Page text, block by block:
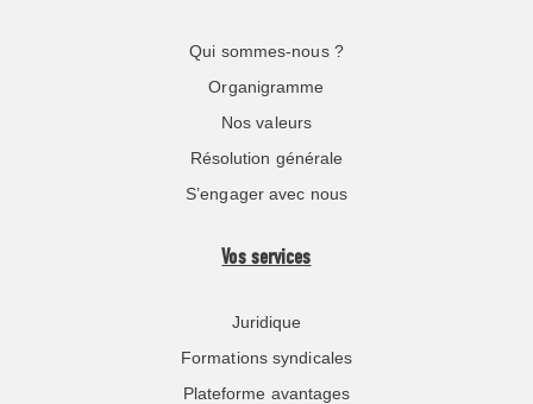
Qui sommes-nous ?
Organigramme
Nos valeurs
Résolution générale
S’engager avec nous
Vos services
Juridique
Formations syndicales
Plateforme avantages